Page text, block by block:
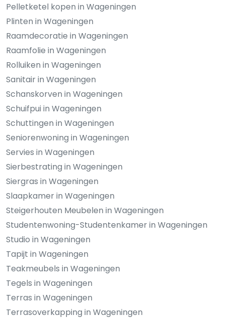
Pelletketel kopen in Wageningen
Plinten in Wageningen
Raamdecoratie in Wageningen
Raamfolie in Wageningen
Rolluiken in Wageningen
Sanitair in Wageningen
Schanskorven in Wageningen
Schuifpui in Wageningen
Schuttingen in Wageningen
Seniorenwoning in Wageningen
Servies in Wageningen
Sierbestrating in Wageningen
Siergras in Wageningen
Slaapkamer in Wageningen
Steigerhouten Meubelen in Wageningen
Studentenwoning-Studentenkamer in Wageningen
Studio in Wageningen
Tapijt in Wageningen
Teakmeubels in Wageningen
Tegels in Wageningen
Terras in Wageningen
Terrasoverkapping in Wageningen